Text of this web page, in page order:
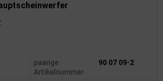
paarige
Artikelnummer
90 07 09-2